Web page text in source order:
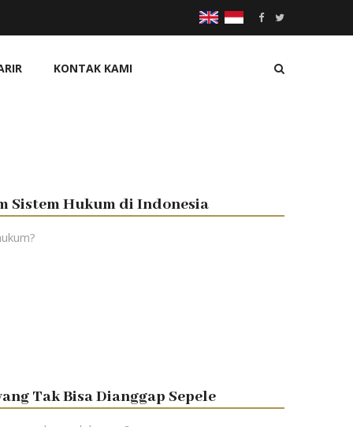
KONTAK KAMI
Sistem Hukum di Indonesia
Tak Bisa Dianggap Sepele